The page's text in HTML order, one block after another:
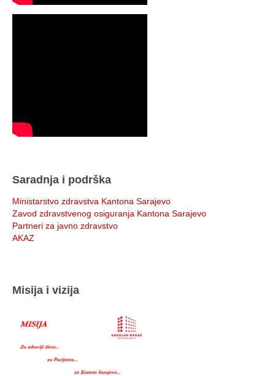
Saradnja i podrška
Ministarstvo zdravstva Kantona Sarajevo
Zavod zdravstvenog osiguranja Kantona Sarajevo
Partneri za javno zdravstvo
AKAZ
Misija i vizija